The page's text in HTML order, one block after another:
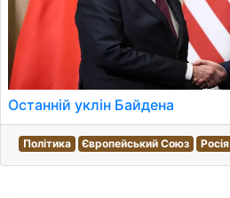
Останній уклін Байдена
Політика Європейський Союз Росія